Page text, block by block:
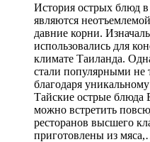
История острых блюд
являются
давние корни.
использовались для
климате Таиланда.
стали популярными не
благодаря
Тайские острые блюда
можно встретить
ресторанов высшего
приготовлены из